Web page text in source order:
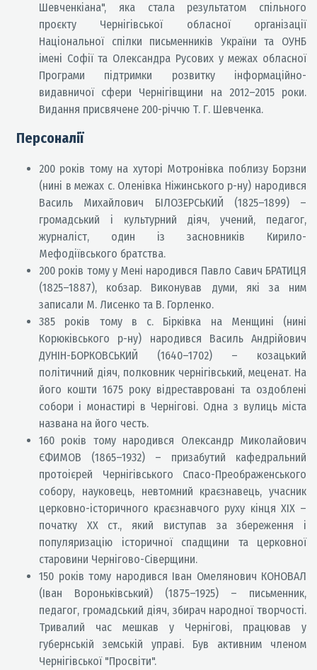
Шевченкіана", яка стала результатом спільного
проєкту Чернігівської обласної організації
Національної спілки письменників України та ОУНБ
імені Софії та Олександра Русових у межах обласної
Програми підтримки розвитку інформаційно-
видавничої сфери Чернігівщини на 2012–2015 роки.
Видання присвячене 200-річчю Т. Г. Шевченка.
Персоналії
200 років тому на хуторі Мотронівка поблизу Борзни
(нині в межах с. Оленівка Ніжинського р-ну) народився
Василь Михайлович БІЛОЗЕРСЬКИЙ (1825–1899) –
громадський і культурний діяч, учений, педагог,
журналіст, один із засновників Кирило-
Мефодіївського братства.
200 років тому у Мені народився Павло Савич БРАТИЦЯ
(1825–1887), кобзар. Виконував думи, які за ним
записали М. Лисенко та В. Горленко.
385 років тому в с. Бірківка на Менщині (нині
Корюківського р-ну) народився Василь Андрійович
ДУНІН-БОРКОВСЬКИЙ (1640–1702) – козацький
політичний діяч, полковник чернігівський, меценат. На
його кошти 1675 року відреставровані та оздоблені
собори і монастирі в Чернігові. Одна з вулиць міста
названа на його честь.
160 років тому народився Олександр Миколайович
ЄФИМОВ (1865–1932) – призабутий кафедральний
протоієрей Чернігівського Спасо-Преображенського
собору, науковець, невтомний краєзнавець, учасник
церковно-історичного краєзнавчого руху кінця ХІХ –
початку ХХ ст., який виступав за збереження і
популяризацію історичної спадщини та церковної
старовини Чернігово-Сіверщини.
150 років тому народився Іван Омелянович КОНОВАЛ
(Іван Вороньківський) (1875–1925) – письменник,
педагог, громадський діяч, збирач народної творчості.
Тривалий час мешкав у Чернігові, працював у
губернській земській управі. Був активним членом
Чернігівської "Просвіти".